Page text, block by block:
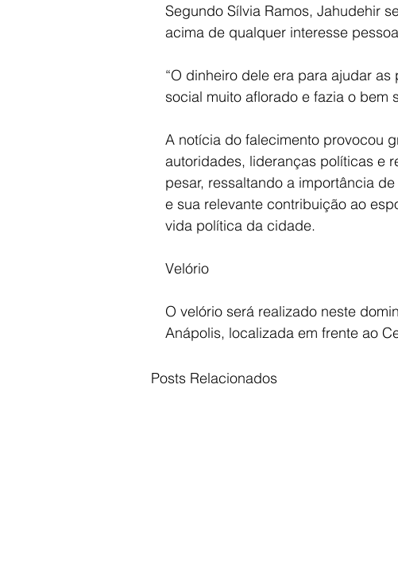
Segundo Sílvia Ramos, Jahudehir
acima de qualquer interesse
“O dinheiro dele era para ajudar
social muito aflorado e fazia o bem
A notícia do falecimento provocou
autoridades, lideranças políticas e
pesar, ressaltando a importância
e sua relevante contribuição ao
vida política da cidade.
Velório
O velório será realizado neste
Anápolis, localizada em frente ao
Posts Relacionados